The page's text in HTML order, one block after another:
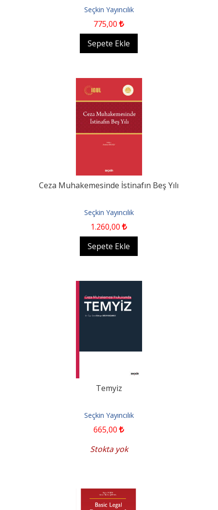
Seçkin Yayıncılık
775,00
Sepete Ekle
Ceza Muhakemesinde İstinafın Beş Yılı
Seçkin Yayıncılık
1.260,00
Sepete Ekle
Temyiz
Seçkin Yayıncılık
665,00
Stokta yok